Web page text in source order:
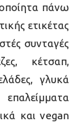
πάνω
ετικέτας
συνταγές
κέτσαπ,
γλυκά
και vegan